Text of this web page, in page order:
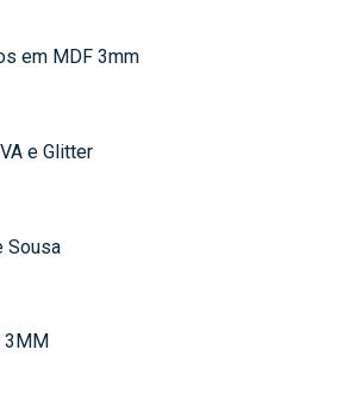
em MDF 3mm
e Glitter
Sousa
3MM